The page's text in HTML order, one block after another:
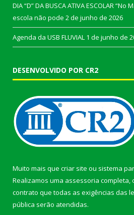
DIA “D” DA BUSCA ATIVA ESCOLAR
escola não pode 2 de junho de 2026
Agenda da USB FLUVIAL 1 de junho de
DESENVOLVIDO POR CR2
Muito mais que criar site ou sistema
Realizamos uma assessoria completa,
contrato que todas as exigências das
pública serão atendidas.